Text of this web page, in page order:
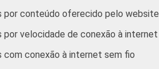
por conteúdo oferecido pelo website
por velocidade de conexão à internet
com conexão à internet sem fio